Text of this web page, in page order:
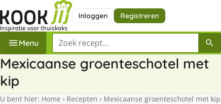
Inloggen Registreren
Menu Zoek een recept
Mexicaanse groenteschotel met
kip
U bent hier: Home › Recepten › Mexicaanse groenteschotel met kip